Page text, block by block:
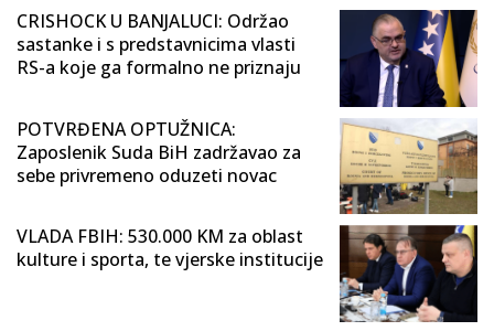
CRISHOCK U BANJALUCI: Održao
sastanke i s predstavnicima vlasti
RS-a koje ga formalno ne priznaju
POTVRĐENA OPTUŽNICA:
Zaposlenik Suda BiH zadržavao za
sebe privremeno oduzeti novac
VLADA FBIH: 530.000 KM za oblast
kulture i sporta, te vjerske institucije